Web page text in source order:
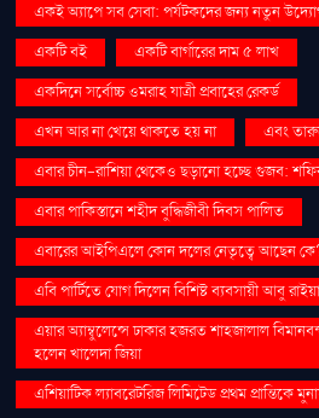
একই অ্যাপে সব সেবা: পর্যটকদের জন্য নতুন
একটি বই
একটি বার্গারের দাম ৫ লাখ
একদিনে সর্বোচ্চ ওমরাহ যাত্রী প্রবাহের রেকর্ড
এখন আর না খেয়ে থাকতে হয় না
এবং
এবার চীন-রাশিয়া থেকেও ছড়ানো হচ্ছে গুজব:
এবার পাকিস্তানে শহীদ বুদ্ধিজীবী দিবস পালিত
এবারের আইপিএলে কোন দলের নেতৃত্বে আছেন
এবি পার্টিতে যোগ দিলেন বিশিষ্ট ব্যবসায়ী আবু
এয়ার অ্যাম্বুলেন্সে ঢাকার হজরত শাহজালাল
হলেন খালেদা জিয়া
এশিয়াটিক ল্যাবরেটরিজ লিমিটেড প্রথম প্রান্তিকে